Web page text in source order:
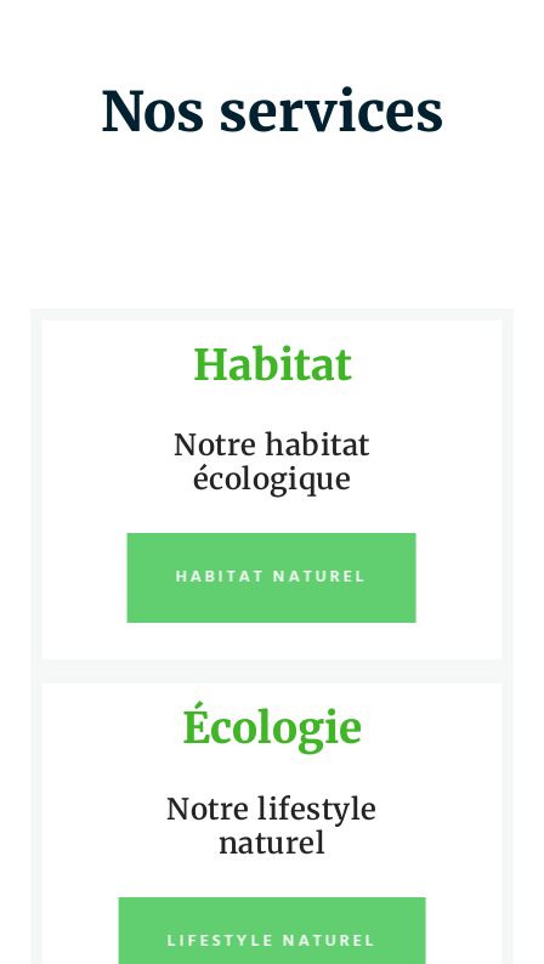
Nos services
Habitat
Notre habitat
écologique
HABITAT NATUREL
Écologie
Notre lifestyle
naturel
LIFESTYLE NATUREL